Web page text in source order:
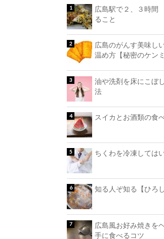
広島駅で２、３時間
ること
広島のがんす美味し
温め方【秘密のケン
油や洗剤を床にこぼ
法
スイカとお酒類の食
ちくわを冷凍しては
知る人ぞ知る【ひろ
広島風お好み焼きを
手に食べるコツ